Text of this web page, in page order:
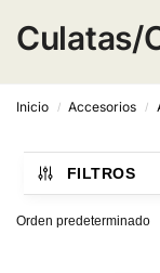
Culatas/
Inicio / Accesorios /
FILTROS